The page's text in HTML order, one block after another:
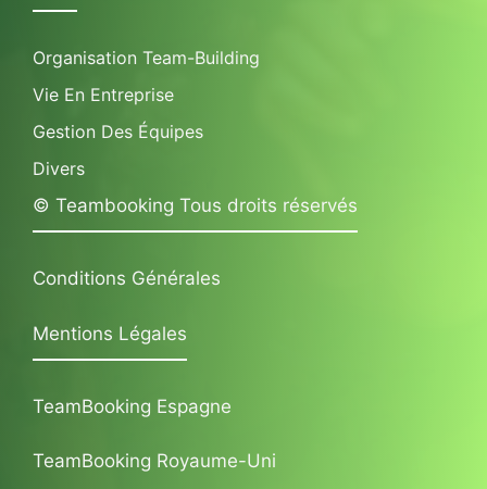
Organisation Team-Building
Vie En Entreprise
Gestion Des Équipes
Divers
© Teambooking Tous droits réservés
Conditions Générales
Mentions Légales
TeamBooking Espagne
TeamBooking Royaume-Uni